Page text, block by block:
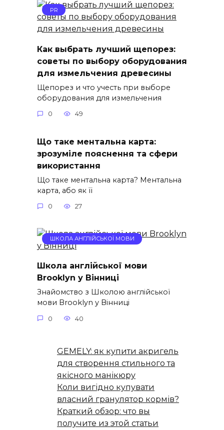
PR
Как выбрать лучший щепорез:
советы по выбору оборудования
для измельчения древесины
Щепорез и что учесть при выборе
оборудования для измельчения
0 49
Що таке ментальна карта:
зрозуміле пояснення та сфери
використання
Що таке ментальна карта? Ментальна
карта, або як її
0 27
ШКОЛА АНГЛІЙСЬКОЇ МОВИ
Школа англійської мови
Brooklyn у Вінниці
Знайомство з Школою англійської
мови Brooklyn у Вінниці
0 40
GEMELY: як купити акригель
для створення стильного та
якісного манікюру
Коли вигідно купувати
власний гранулятор кормів?
Краткий обзор: что вы
получите из этой статьи